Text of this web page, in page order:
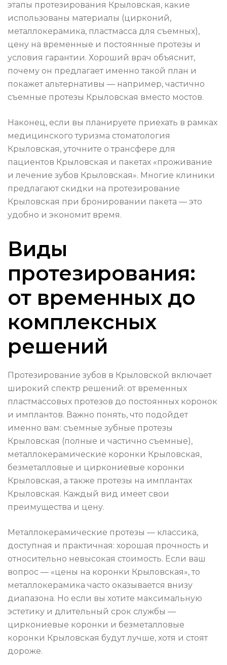
этапы протезирования Крыловская, какие
использованы материалы (цирконий,
металлокерамика, пластмасса для съемных),
цену на временные и постоянные протезы и
условия гарантии. Хороший врач объяснит,
почему он предлагает именно такой план и
покажет альтернативы — например, частично
съемные протезы Крыловская вместо мостов.
Наконец, если вы планируете приехать в рамках
медицинского туризма стоматология
Крыловская, уточните о трансфере для
пациентов Крыловская и пакетах «проживание
и лечение зубов Крыловская». Многие клиники
предлагают скидки на протезирование
Крыловская при бронировании пакета — это
удобно и экономит время.
Виды
протезирования:
от временных до
комплексных
решений
Протезирование зубов в Крыловской включает
широкий спектр решений: от временных
пластмассовых протезов до постоянных коронок
и имплантов. Важно понять, что подойдет
именно вам: съемные зубные протезы
Крыловская (полные и частично съемные),
металлокерамические коронки Крыловская,
безметалловые и циркониевые коронки
Крыловская, а также протезы на имплантах
Крыловская. Каждый вид имеет свои
преимущества и цену.
Металлокерамические протезы — классика,
доступная и практичная: хорошая прочность и
относительно невысокая стоимость. Если ваш
вопрос — «цены на коронки Крыловская», то
металлокерамика часто оказывается внизу
диапазона. Но если вы хотите максимальную
эстетику и длительный срок службы —
циркониевые коронки и безметалловые
коронки Крыловская будут лучше, хотя и стоят
дороже.